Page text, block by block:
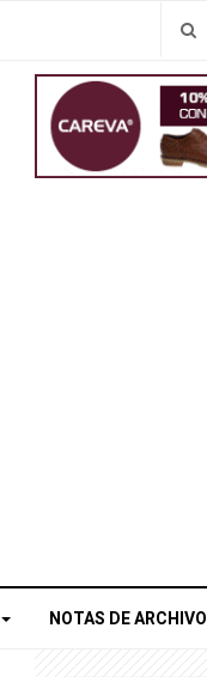
NOTAS DE ARCHIVO